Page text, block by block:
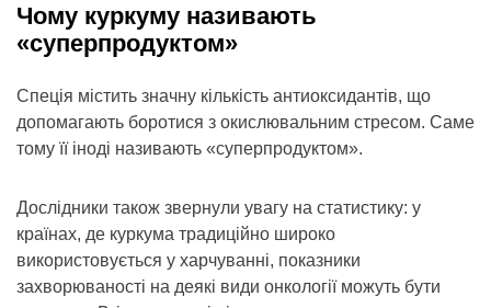
Чому куркуму називають
«суперпродуктом»
Спеція містить значну кількість антиоксидантів, що
допомагають боротися з окислювальним стресом. Саме
тому її іноді називають «суперпродуктом».
Дослідники також звернули увагу на статистику: у
країнах, де куркума традиційно широко
використовується у харчуванні, показники
захворюваності на деякі види онкології можуть бути